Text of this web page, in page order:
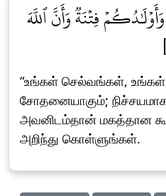
فِتۡنَةٞ وَأَنَّ ٱللَّهَ
“உங்கள் செல்வங்கள், உங்கள்
சோதனையாகும்;
அவனிடம்தான் மகத்தான
அறிந்து கொள்ளுங்கள்.